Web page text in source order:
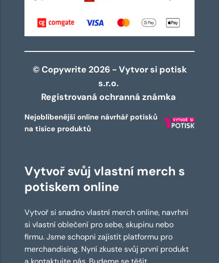
© Copywrite 2026 - Vytvor si potisk
s.r.o.
Registrovaná ochranná známka
Nejoblíbenější online návrhář potisků
na tisíce produktů
Vytvoř svůj vlastní merch s
potiskem online
Vytvoř si snadno vlastní merch online, navrhni
si vlastní oblečení pro sebe, skupinu nebo
firmu. Jsme schopni zajistit platformu pro
merchandising. Nyní zkuste svůj první produkt